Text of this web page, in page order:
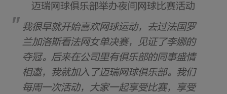
迈瑞网球俱乐部举办夜间网球比赛活动
我很早就开始喜欢网球运动，去过法国罗
兰加洛斯看法网女单决赛，见证了李娜的
夺冠。后来在公司里有俱乐部的同事盛情
相邀，我就加入了迈瑞网球俱乐部。我们
每周一次活动，大家一起享受比赛，享受